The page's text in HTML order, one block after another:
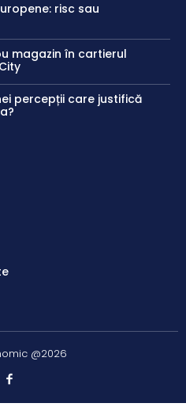
risc sau
magazin în cartierul
percepții care justifică
@2026